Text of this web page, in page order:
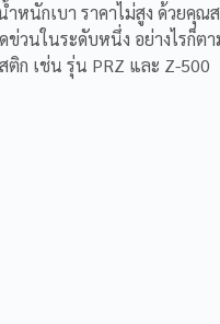
ำหนักเบา ราคาไม่สูง ด้วยคุ
วนในระดับหนึ่ง อย่างไรก็ต
ก เช่น รุ่น PRZ และ Z-500